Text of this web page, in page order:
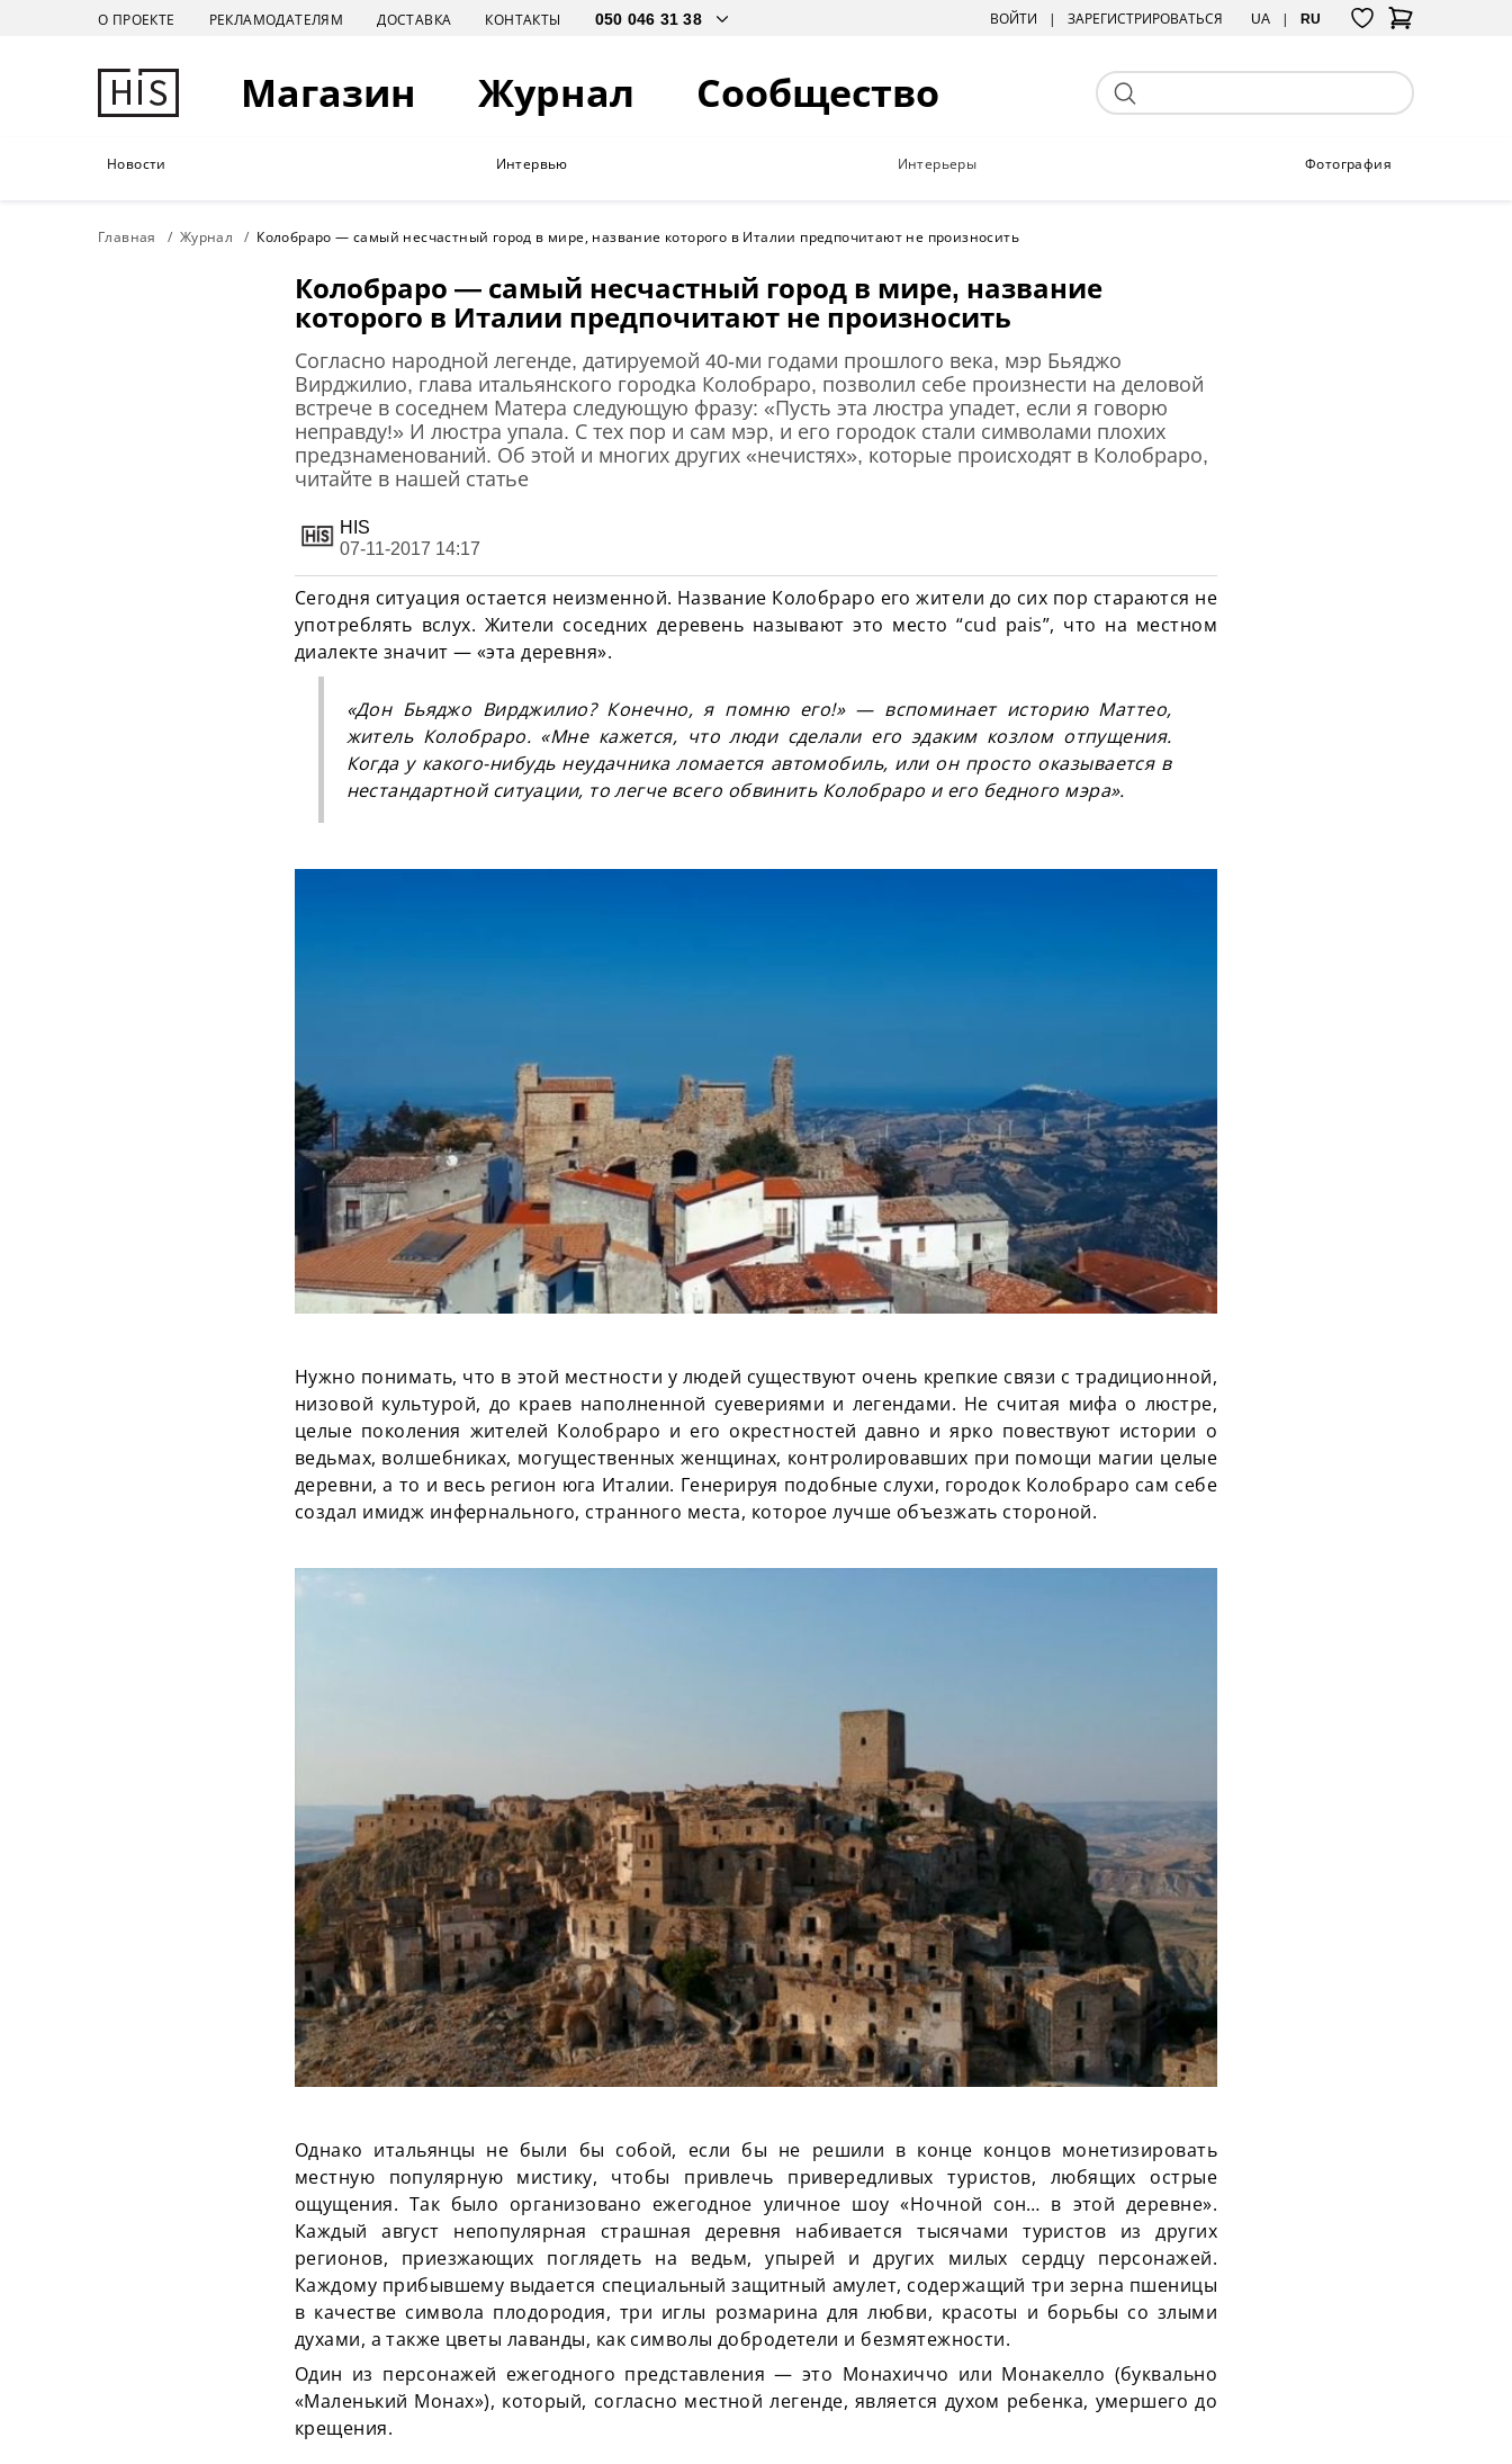
О ПРОЕКТЕ РЕКЛАМОДАТЕЛЯМ ДОСТАВКА КОНТАКТЫ ВОЙТИ ЗАРЕГИСТРИРОВАТЬСЯ UA RU
Магазин Журнал Сообщество
Новости Интервью Интерьеры Фотография
Главная Журнал Колобраро — самый несчастный город в мире, название которого в Италии предпочитают не произносить
Колобраро — самый несчастный город в мире, название
которого в Италии предпочитают не произносить
Согласно народной легенде, датируемой 40-ми годами прошлого века, мэр Бьяджо
Вирджилио, глава итальянского городка Колобраро, позволил себе произнести на деловой
встрече в соседнем Матера следующую фразу: «Пусть эта люстра упадет, если я говорю
неправду!» И люстра упала. С тех пор и сам мэр, и его городок стали символами плохих
предзнаменований. Об этой и многих других «нечистях», которые происходят в Колобраро,
читайте в нашей статье
HIS
07-11-2017 14:17
Сегодня ситуация остается неизменной. Название Колобраро его жители до сих пор стараются не
употреблять вслух. Жители соседних деревень называют это место “cud pais”, что на местном
диалекте значит — «эта деревня».
«Дон Бьяджо Вирджилио? Конечно, я помню его!» — вспоминает историю Маттео,
житель Колобраро. «Мне кажется, что люди сделали его эдаким козлом отпущения.
Когда у какого-нибудь неудачника ломается автомобиль, или он просто оказывается в
нестандартной ситуации, то легче всего обвинить Колобраро и его бедного мэра».
Нужно понимать, что в этой местности у людей существуют очень крепкие связи с традиционной,
низовой культурой, до краев наполненной суевериями и легендами. Не считая мифа о люстре,
целые поколения жителей Колобраро и его окрестностей давно и ярко повествуют истории о
ведьмах, волшебниках, могущественных женщинах, контролировавших при помощи магии целые
деревни, а то и весь регион юга Италии. Генерируя подобные слухи, городок Колобраро сам себе
создал имидж инфернального, странного места, которое лучше объезжать стороной.
Однако итальянцы не были бы собой, если бы не решили в конце концов монетизировать
местную популярную мистику, чтобы привлечь привередливых туристов, любящих острые
ощущения. Так было организовано ежегодное уличное шоу «Ночной сон… в этой деревне».
Каждый август непопулярная страшная деревня набивается тысячами туристов из других
регионов, приезжающих поглядеть на ведьм, упырей и других милых сердцу персонажей.
Каждому прибывшему выдается специальный защитный амулет, содержащий три зерна пшеницы
в качестве символа плодородия, три иглы розмарина для любви, красоты и борьбы со злыми
духами, а также цветы лаванды, как символы добродетели и безмятежности.
Один из персонажей ежегодного представления — это Монахиччо или Монакелло (буквально
«Маленький Монах»), который, согласно местной легенде, является духом ребенка, умершего до
крещения.